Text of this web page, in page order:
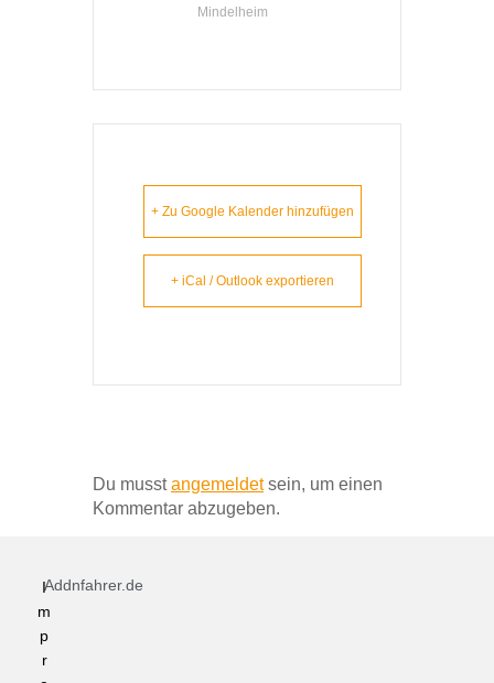
Mindelheim
+ Zu Google Kalender hinzufügen
+ iCal / Outlook exportieren
Du musstangemeldetsein, um einen
Kommentar abzugeben.
Addnfahrer.de
I
m
p
r